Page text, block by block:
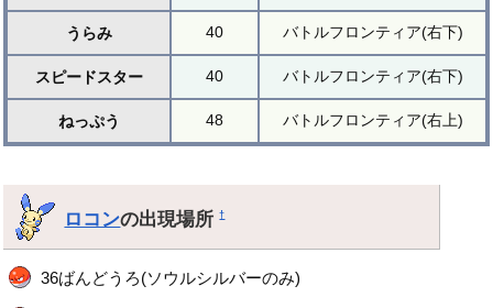
うらみ 40 バトルフロンティア(右下)
スピードスター 40 バトルフロンティア(右下)
ねっぷう 48 バトルフロンティア(右上)
ロコンの出現場所†
36ばんどうろ(ソウルシルバーのみ)